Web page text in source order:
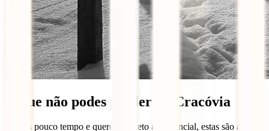
O que não podes perder na Cracóvia
Se tens pouco tempo e queres ir direto ao essencial, estas são as